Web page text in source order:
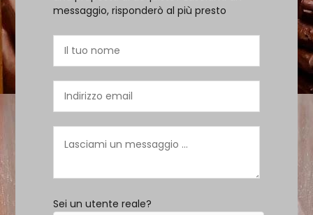
messaggio, risponderò al più presto
Sei un utente reale?